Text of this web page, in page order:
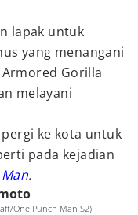
lapak untuk
yang menangani
Gorilla
melayani
ke kota untuk
pada kejadian
.
One Punch Man S2)